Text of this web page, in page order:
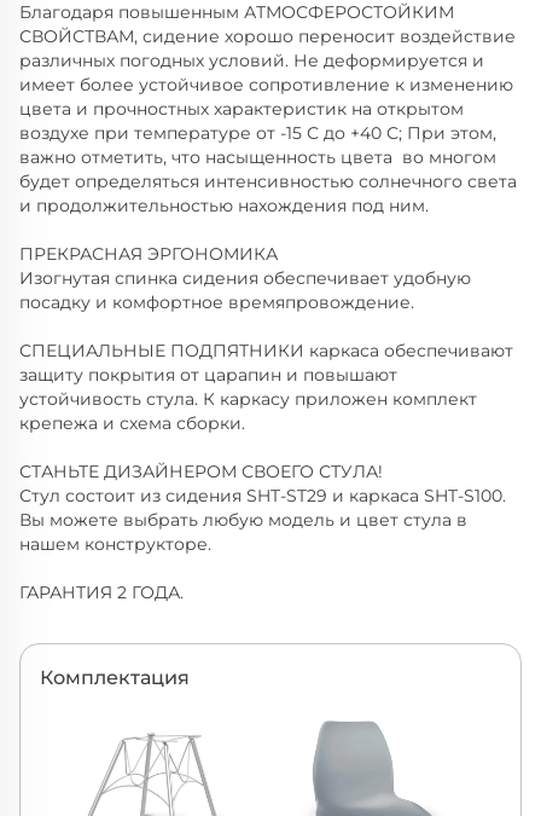
Благодаря повышенным АТМОСФЕРОСТОЙКИМ
СВОЙСТВАМ, сидение хорошо переносит воздействие
различных погодных условий. Не деформируется и
имеет более устойчивое сопротивление к изменению
цвета и прочностных характеристик на открытом
воздухе при температуре от -15 С до +40 С; При этом,
важно отметить, что насыщенность цвета во многом
будет определяться интенсивностью солнечного света
и продолжительностью нахождения под ним.
ПРЕКРАСНАЯ ЭРГОНОМИКА
Изогнутая спинка сидения обеспечивает удобную
посадку и комфортное времяпровождение.
СПЕЦИАЛЬНЫЕ ПОДПЯТНИКИ каркаса обеспечивают
защиту покрытия от царапин и повышают
устойчивость стула. К каркасу приложен комплект
крепежа и схема сборки.
СТАНЬТЕ ДИЗАЙНЕРОМ СВОЕГО СТУЛА!
Стул состоит из сидения SHT-ST29 и каркаса SHT-S100.
Вы можете выбрать любую модель и цвет стула в
нашем конструкторе.
ГАРАНТИЯ 2 ГОДА.
Комплектация